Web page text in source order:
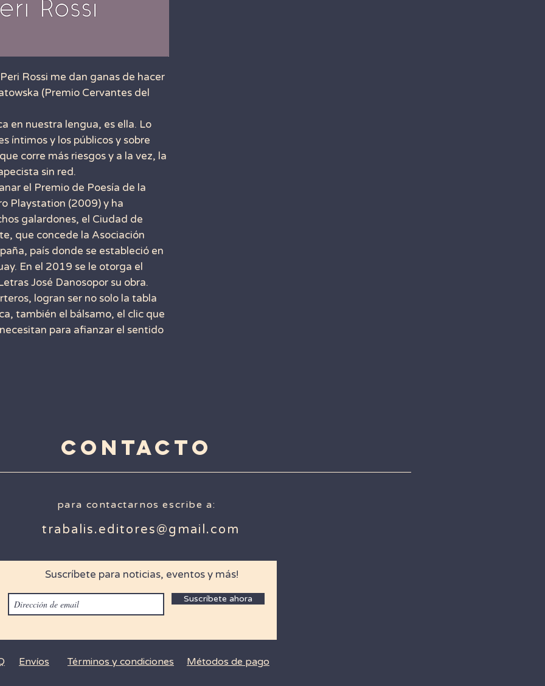
Rossi me dan ganas de hacer
(Premio Cervantes del
nuestra lengua, es ella. Lo
íntimos y los públicos y sobre
corre más riesgos y a la vez, la
sin red.
el Premio de Poesía de la
Playstation (2009) y ha
galardones, el Ciudad de
que concede la Asociación
país donde se estableció en
En el 2019 se le otorga el
José Danosopor su obra.
logran ser no solo la tabla
también el bálsamo, el clic que
para afianzar el sentido
CONTACTO
para contactarnos escribe a:
trabalis.editores@gmail.com
Suscríbete para noticias, eventos y más!
Suscríbete ahora
Envíos Términos y condiciones Métodos de pago